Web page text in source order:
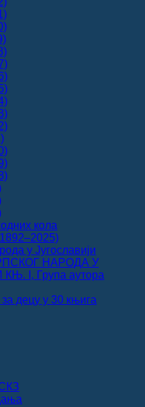
кола
у Југославији
НАРОДА У
I, Група аутора
децу у 30 књига